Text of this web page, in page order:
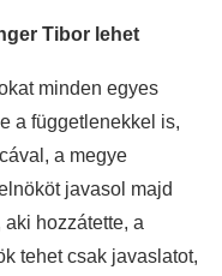
Tibor lehet
minden egyes
a függetlenekkel is,
a megye
javasol majd
aki hozzátette, a
tehet csak javaslatot,